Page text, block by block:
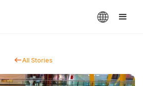
All Stories